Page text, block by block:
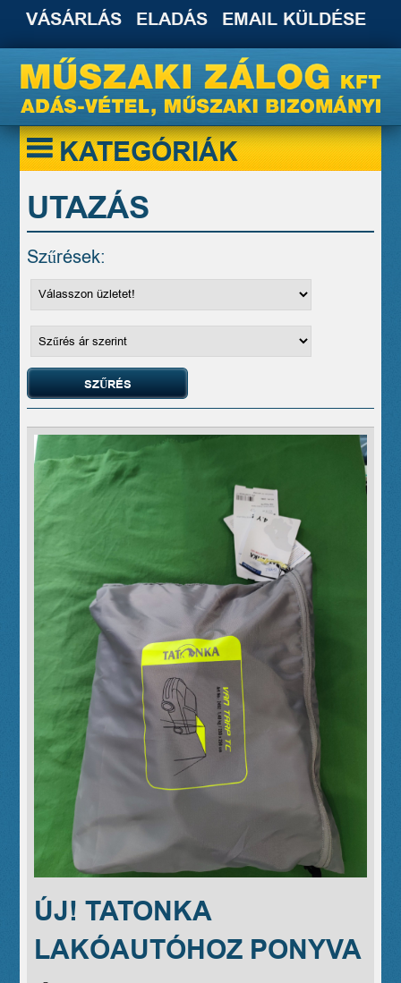
VÁSÁRLÁS ELADÁS EMAIL KÜLDÉSE
KATEGÓRIÁK
UTAZÁS
Szűrések:
ÚJ! TATONKA
LAKÓAUTÓHOZ PONYVA